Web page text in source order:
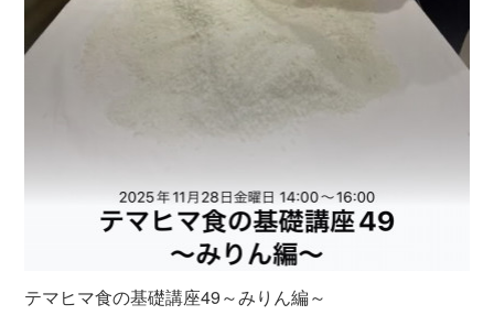
テマヒマ食の基礎講座49～みりん編～